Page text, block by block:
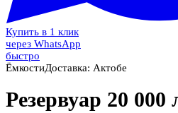
Купить в 1 клик
через WhatsApp
быстро
ЁмкостиДоставка: Актобе
Резервуар 20